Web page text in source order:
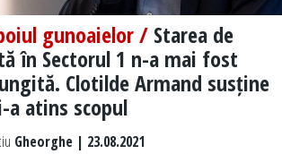
gunoaielor / Starea de
în Sectorul 1 n-a mai fost
Clotilde Armand susține
a atins scopul
Gheorghe | 23.08.2021